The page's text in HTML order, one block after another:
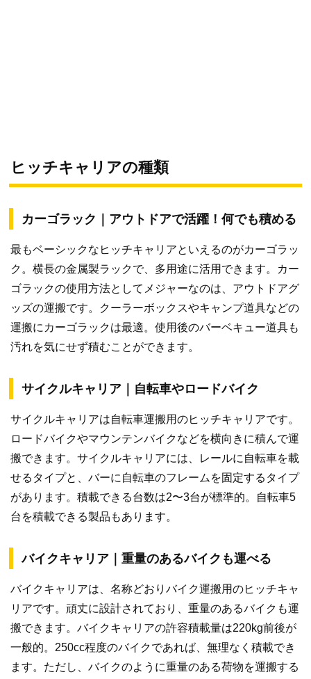
ヒッチキャリアの種類
カーゴラック｜アウトドアで活躍！何でも積める
最もベーシックなヒッチキャリアといえるのがカーゴラッ
ク。横長の金属製ラックで、多用途に活用できます。カー
ゴラックの使用方法としてメジャーなのは、アウトドアグ
ッズの運搬です。クーラーボックスやキャンプ道具などの
運搬にカーゴラックは最適。使用後のバーベキュー道具も
汚れを気にせず積むことができます。
サイクルキャリア｜自転車やロードバイク
サイクルキャリアは自転車運搬用のヒッチキャリアです。
ロードバイクやマウンテンバイクなどを横向きに積んで運
搬できます。サイクルキャリアには、レールに自転車を載
せるタイプと、バーに自転車のフレームを固定するタイプ
があります。積載できる台数は2〜3台が標準的。自転車5
台を積載できる製品もあります。
バイクキャリア｜重量のあるバイクも運べる
バイクキャリアは、名称どおりバイク運搬用のヒッチキャ
リアです。頑丈に設計されており、重量のあるバイクも運
搬できます。バイクキャリアの許容積載量は220kg前後が
一般的。250cc程度のバイクであれば、無理なく積載でき
ます。ただし、バイクのように重量のある荷物を運搬する